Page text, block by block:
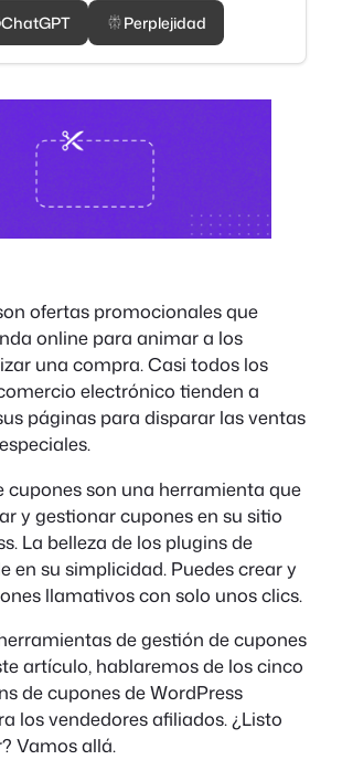
ChatGPT Perplejidad
ofertas promocionales que
online para animar a los
una compra. Casi todos los
electrónico tienden a
páginas para disparar las ventas
cupones son una herramienta que
y gestionar cupones en su sitio
La belleza de los plugins de
en su simplicidad. Puedes crear y
llamativos con solo unos clics.
de gestión de cupones
artículo, hablaremos de los cinco
de cupones de WordPress
los vendedores afiliados. ¿Listo
Vamos allá.